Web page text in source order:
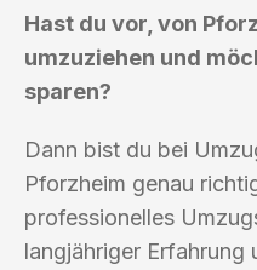
Hast du vor, von
umzuziehen und
sparen?
Dann bist du bei
Pforzheim genau
professionelles
langjähriger Erfahrung